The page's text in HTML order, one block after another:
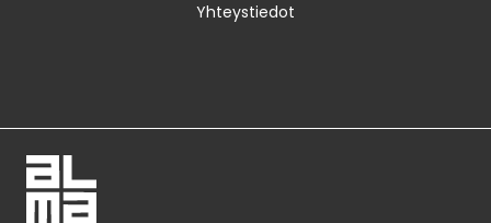
Yhteystiedot